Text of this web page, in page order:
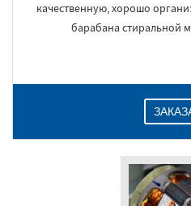
качественную, хорошо
барабана стиральной